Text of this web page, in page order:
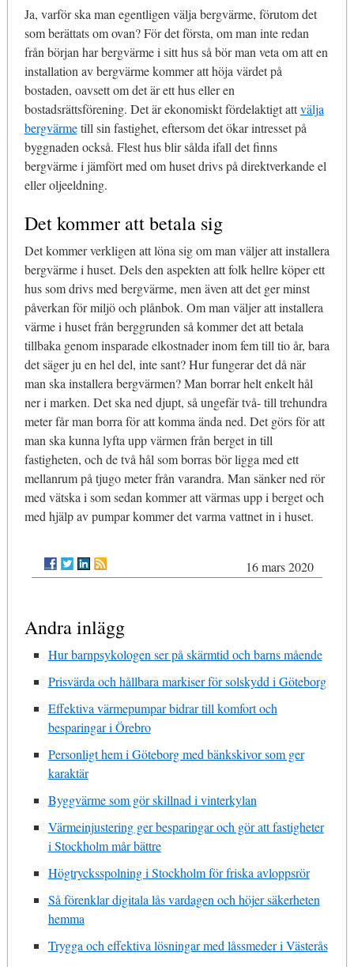
Ja, varför ska man egentligen välja bergvärme, förutom det
som berättats om ovan? För det första, om man inte redan
från början har bergvärme i sitt hus så bör man veta om att en
installation av bergvärme kommer att höja värdet på
bostaden, oavsett om det är ett hus eller en
bostadsrättsförening. Det är ekonomiskt fördelaktigt attvälja
bergvärmetill sin fastighet, eftersom det ökar intresset på
byggnaden också. Flest hus blir sålda ifall det finns
bergvärme i jämfört med om huset drivs på direktverkande el
eller oljeeldning.
Det kommer att betala sig
Det kommer verkligen att löna sig om man väljer att installera
bergvärme i huset. Dels den aspekten att folk hellre köper ett
hus som drivs med bergvärme, men även att det ger minst
påverkan för miljö och plånbok. Om man väljer att installera
värme i huset från berggrunden så kommer det att betala
tillbaka genom insparade elkostnader inom fem till tio år, bara
det säger ju en hel del, inte sant? Hur fungerar det då när
man ska installera bergvärmen? Man borrar helt enkelt hål
ner i marken. Det ska ned djupt, så ungefär två- till trehundra
meter får man borra för att komma ända ned. Det görs för att
man ska kunna lyfta upp värmen från berget in till
fastigheten, och de två hål som borras bör ligga med ett
mellanrum på tjugo meter från varandra. Man sänker ned rör
med vätska i som sedan kommer att värmas upp i berget och
med hjälp av pumpar kommer det varma vattnet in i huset.
16 mars 2020
Andra inlägg
Hur barnpsykologen ser på skärmtid och barns mående
Prisvärda och hållbara markiser för solskydd i Göteborg
Effektiva värmepumpar bidrar till komfort och
besparingar i Örebro
Personligt hem i Göteborg med bänkskivor som ger
karaktär
Byggvärme som gör skillnad i vinterkylan
Värmeinjustering ger besparingar och gör att fastigheter
i Stockholm mår bättre
Högtrycksspolning i Stockholm för friska avloppsrör
Så förenklar digitala lås vardagen och höjer säkerheten
hemma
Trygga och effektiva lösningar med låssmeder i Västerås